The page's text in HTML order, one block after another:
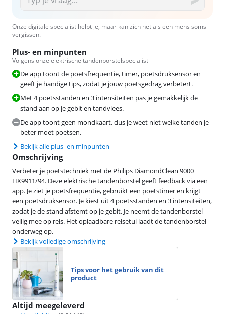
Onze digitale specialist helpt je, maar kan zich net als een mens soms
vergissen.
Plus- en minpunten
Volgens onze elektrische tandenborstelspecialist
De app toont de poetsfrequentie, timer, poetsdruksensor en
geeft je handige tips, zodat je jouw poetsgedrag verbetert.
Met 4 poetsstanden en 3 intensiteiten pas je gemakkelijk de
stand aan op je gebit en tandvlees.
De app toont geen mondkaart, dus je weet niet welke tanden je
beter moet poetsen.
Bekijk alle plus- en minpunten
Omschrijving
Verbeter je poetstechniek met de Philips DiamondClean 9000
HX9911/94. Deze elektrische tandenborstel geeft feedback via een
app. Je ziet je poetsfrequentie, gebruikt een poetstimer en krijgt
een poetsdruksensor. Je kiest uit 4 poetsstanden en 3 intensiteiten,
zodat je de stand afstemt op je gebit. Je neemt de tandenborstel
veilig mee op reis. Het oplaadbare reisetui laadt de tandenborstel
onderweg op.
Bekijk volledige omschrijving
Tips voor het gebruik van dit
product
Altijd meegeleverd